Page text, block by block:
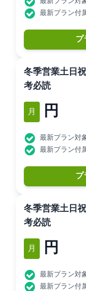
最新プラン付
プ
<冬季営業>土
考必読
1月 11,000円
最新プラン対
最新プラン付
プ
<冬季営業>土
考必読
12月 11,000円
最新プラン対
最新プラン付